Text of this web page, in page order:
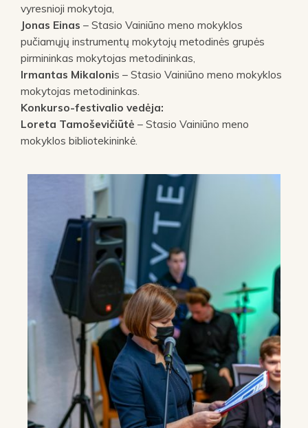
vyresnioji mokytoja,
Jonas Einas – Stasio Vainiūno meno mokyklos
pučiamųjų instrumentų mokytojų metodinės grupės
pirmininkas mokytojas metodininkas,
Irmantas Mikalonis – Stasio Vainiūno meno mokyklos
mokytojas metodininkas.
Konkurso-festivalio vedėja:
Loreta Tamoševičiūtė – Stasio Vainiūno meno
mokyklos bibliotekininkė.